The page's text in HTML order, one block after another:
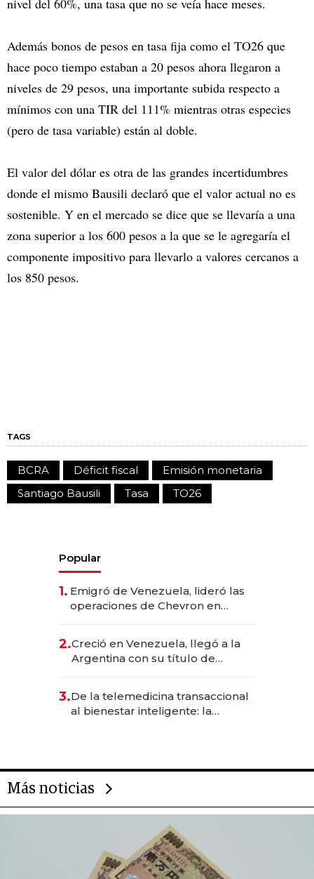
nivel del 60%, una tasa que no se veía hace meses.
Además bonos de pesos en tasa fija como el TO26 que
hace poco tiempo estaban a 20 pesos ahora llegaron a
niveles de 29 pesos, una importante subida respecto a
mínimos con una TIR del 111% mientras otras especies
(pero de tasa variable) están al doble.
El valor del dólar es otra de las grandes incertidumbres
donde el mismo Bausili declaró que el valor actual no es
sostenible. Y en el mercado se dice que se llevaría a una
zona superior a los 600 pesos a la que se le agregaría el
componente impositivo para llevarlo a valores cercanos a
los 850 pesos.
TAGS
BCRA Déficit fiscal
Emisión monetaria
Santiago Bausili
Tasa TO26
Popular
1. Emigró de Venezuela, lideró las
operaciones de Chevron en
2.Creció en Venezuela, llegó a la
Argentina con su título de
las marcas "fast premium"
3.De la telemedicina transaccional
al bienestar inteligente: la
Más noticias